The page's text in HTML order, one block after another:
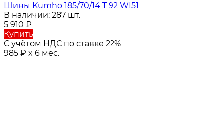
Шины Kumho 185/70/14 T 92 WI51
В наличии: 287 шт.
5 910 ₽
Купить
С учётом НДС по ставке 22%
985 ₽ x 6 мес.